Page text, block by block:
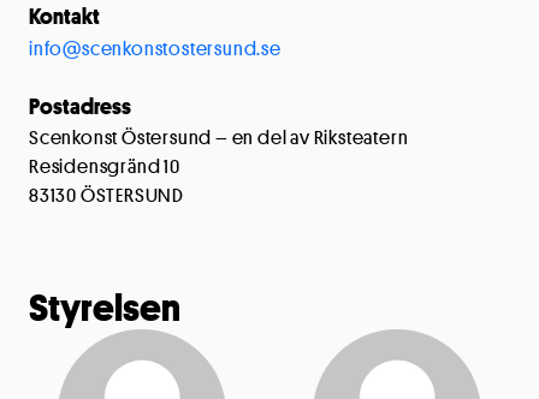
Kontakt
info@scenkonstostersund.se
Postadress
Scenkonst Östersund – en del av Riksteatern
Residensgränd 10
83130 ÖSTERSUND
Styrelsen